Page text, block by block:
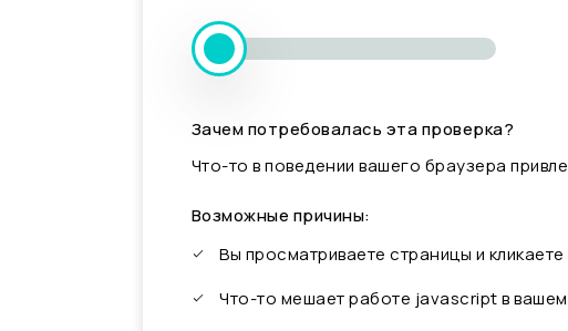
Зачем потребовалась эта проверка?
Что-то в поведении вашего браузера
Возможные причины:
Вы просматриваете страницы и
Что-то мешает работе javascript в